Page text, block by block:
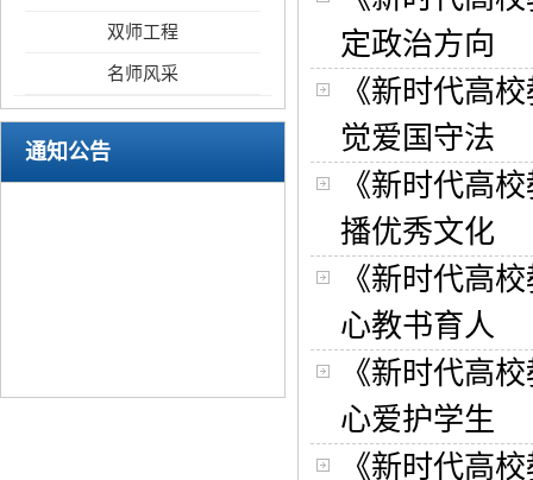
双师工程
名师风采
通知公告
定政治方向
《新时代高
觉爱国守法
《新时代高
播优秀文化
《新时代高
心教书育人
《新时代高
心爱护学生
《新时代高